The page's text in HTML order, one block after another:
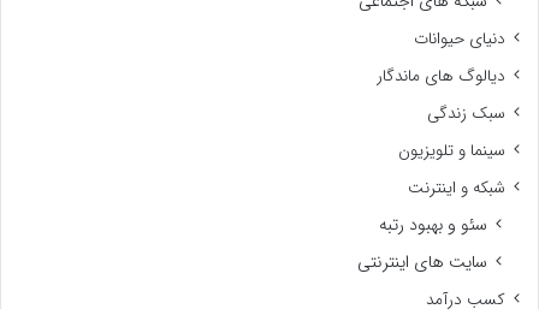
دنیای حیوانات
دیالوگ های ماندگار
سبک زندگی
سینما و تلویزیون
شبکه و اینترنت
سئو و بهبود رتبه
سایت های اینترنتی
کسب درآمد